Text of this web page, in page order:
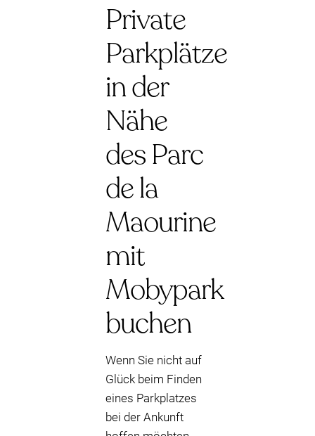
Private
Parkplätze
in der
Nähe
des Parc
de la
Maourine
mit
Mobypark
buchen
Wenn Sie nicht auf
Glück beim Finden
eines Parkplatzes
bei der Ankunft